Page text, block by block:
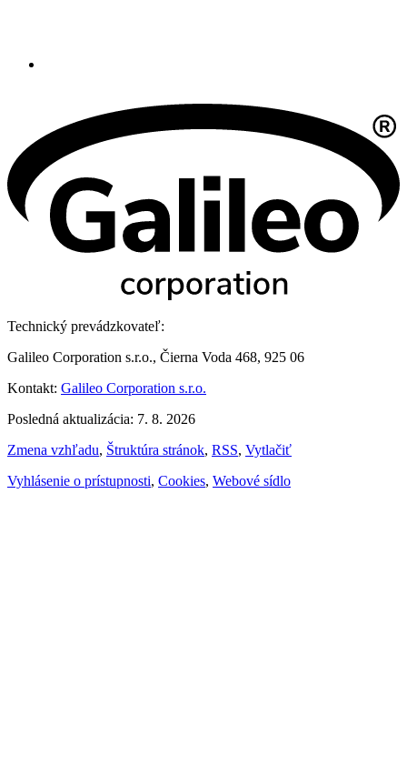
Technický prevádzkovateľ:
Galileo Corporation s.r.o., Čierna Voda 468, 925 06
Kontakt: Galileo Corporation s.r.o.
Posledná aktualizácia: 7. 8. 2026
Zmena vzhľadu, Štruktúra stránok, RSS, Vytlačiť
Vyhlásenie o prístupnosti, Cookies, Webové sídlo